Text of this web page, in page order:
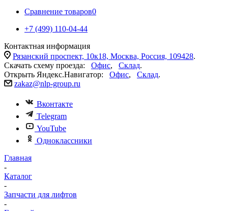
Сравнение товаров0
+7 (499) 110-04-44
Контактная информация
Рязанский проспект, 10к18, Москва, Россия, 109428.
Скачать схему проезда: Офис, Склад.
Открыть Яндекс.Навигатор: Офис, Склад.
zakaz@nlp-group.ru
Вконтакте
Telegram
YouTube
Одноклассники
Главная
-
Каталог
-
Запчасти для лифтов
-